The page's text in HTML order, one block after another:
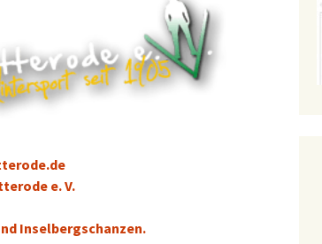
e. V.
Inselbergschanzen.